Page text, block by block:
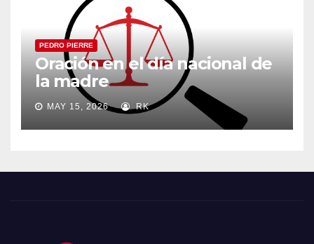
PEDRO PIERRE
Oración en el día nacional de
la madre
MAY 15, 2026 RK